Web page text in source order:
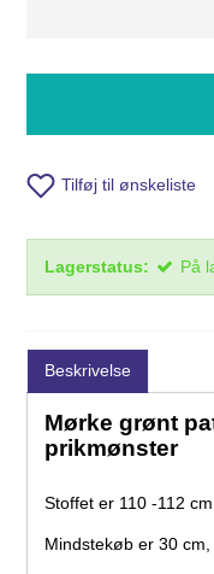
Lagerstatus: På
Tilføj til ønskeliste
Beskrivelse
Mørke grønt
prikmønster
Stoffet er 110 -112
Mindstekøb er 30